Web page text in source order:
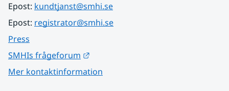
Epost: kundtjanst@smhi.se
Epost: registrator@smhi.se
Press
SMHIs frågeforum
Mer kontaktinformation